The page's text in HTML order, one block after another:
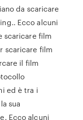
da scaricare
Ecco alcuni
scaricare film
scaricare film
il film
ed è tra i
sua
Ecco alcuni